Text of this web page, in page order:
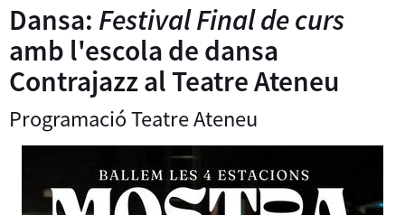
Dansa: Festival Final de curs
amb l'escola de dansa
Contrajazz al Teatre Ateneu
Programació Teatre Ateneu